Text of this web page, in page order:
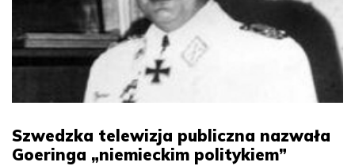
Szwedzka telewizja publiczna nazwała
Goeringa „niemieckim politykiem”